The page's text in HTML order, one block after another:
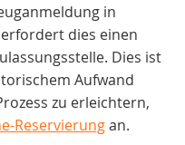
in
dies einen
Dies ist
Aufwand
zu erleichtern,
Reservierungan.